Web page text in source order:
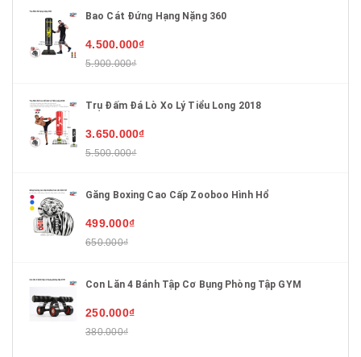
Bao Cát Đứng Hạng Nặng 360
4.500.000₫
5.900.000₫
Trụ Đấm Đá Lò Xo Lý Tiểu Long 2018
3.650.000₫
5.500.000₫
Găng Boxing Cao Cấp Zooboo Hình Hổ
499.000₫
650.000₫
Con Lăn 4 Bánh Tập Cơ Bụng Phòng Tập GYM
250.000₫
380.000₫